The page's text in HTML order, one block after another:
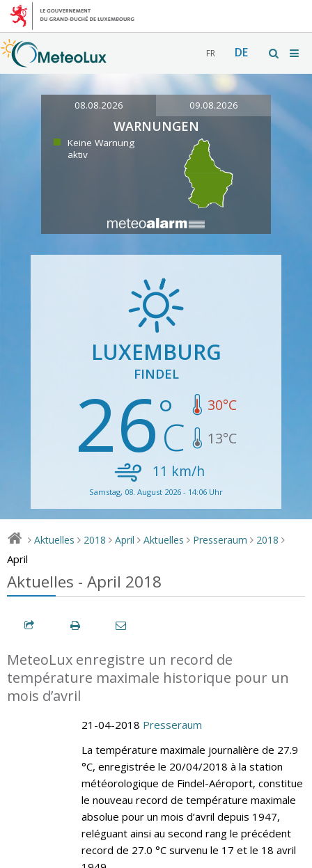
FR DE
08.08.2026 09.08.2026
WARNUNGEN
Keine Warnung
aktiv
LUXEMBURG
FINDEL
26 30°C
13°C
11 km/h
Samstag, 08. August 2026 - 14:06 Uhr
> Aktuelles > 2018 > April > Aktuelles > Presseraum > 2018 >
April
Aktuelles - April 2018
MeteoLux enregistre un record de
température maximale historique pour un
mois d’avril
21-04-2018 Presseraum
La température maximale journalière de 27.9
°C, enregistrée le 20/04/2018 à la station
météorologique de Findel-Aéroport, constitue
le nouveau record de température maximale
absolue pour un mois d’avril depuis 1947,
reléguant ainsi au second rang le précédent
record de 27.0 °C survenu le 17 et le 18 avril